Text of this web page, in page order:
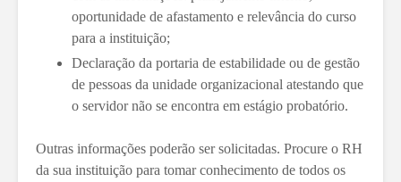
oportunidade de afastamento e relevância do curso
para a instituição;
Declaração da portaria de estabilidade ou de gestão
de pessoas da unidade organizacional atestando que
o servidor não se encontra em estágio probatório.
Outras informações poderão ser solicitadas. Procure o RH
da sua instituição para tomar conhecimento de todos os